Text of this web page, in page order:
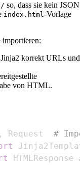
/ so, dass sie kein JSON
index.html-Vorlage
importieren:
korrekt URLs und
von HTML.
, Request #
HTMLResponse